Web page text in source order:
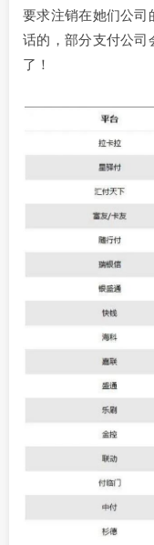
要求注销在她们公司
话的，部分支付公司
了！